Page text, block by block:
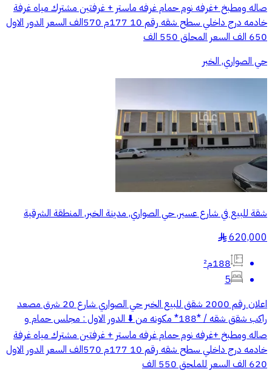
صاله ومطبخ +غرفه نوم حمام غرفه ماستر + غرفتين مشترك مياه غرفة
خادمه درج داخلي سطح شقه رقم 10 177م 570الف السعر الدور الاول
650 الف السعر المحلق 550 الف
حي الصواري, الخبر
شقة للبيع في شارع عسير, حي الصواري, مدينة الخبر, المنطقة الشرقية
620,000
§
188م²
5
اعلان رقم 2000 شقق للبيع الخبر حي الصواري شارع 20 شرق مصعد
راكب شقق شقه / *188* مكونه من ⬇️ الدور الاول : مجلس حمام و
صاله ومطبخ +غرفه نوم حمام غرفه ماستر + غرفتين مشترك مياه غرفة
خادمه درج داخلي سطح شقه رقم 10 177م 570الف السعر الدور الاول
620 الف السعر للملحق 550 الف